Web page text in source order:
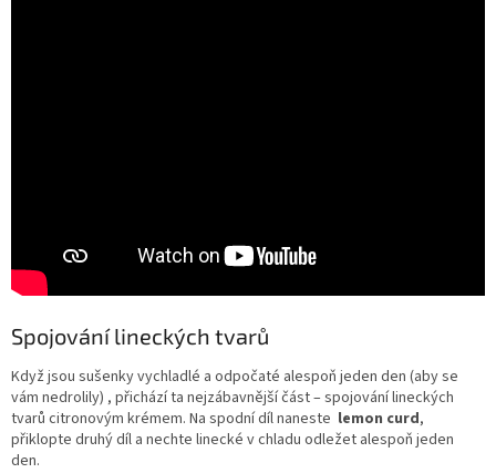
Spojování lineckých tvarů
Když jsou sušenky vychladlé a odpočaté alespoň jeden den (aby se
vám nedrolily) , přichází ta nejzábavnější část – spojování lineckých
tvarů citronovým krémem. Na spodní díl naneste lemon curd,
přiklopte druhý díl a nechte linecké v chladu odležet alespoň jeden
den.